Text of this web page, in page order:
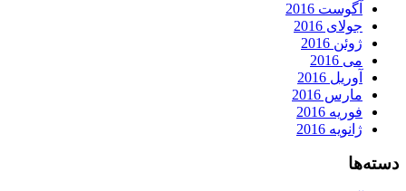
آگوست 2016
جولای 2016
ژوئن 2016
می 2016
آوریل 2016
مارس 2016
فوریه 2016
ژانویه 2016
دسته‌ها